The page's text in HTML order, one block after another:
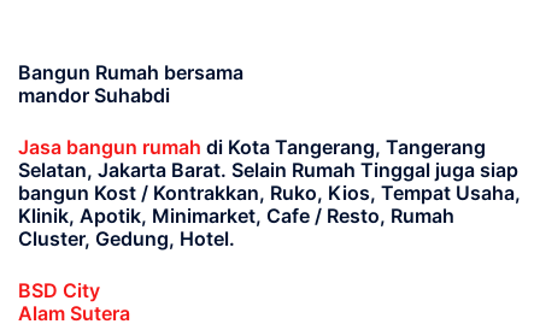
Bangun Rumah bersama
mandor Suhabdi
Jasa bangun rumah di Kota Tangerang, Tangerang
Selatan, Jakarta Barat. Selain Rumah Tinggal juga siap
bangun Kost / Kontrakkan, Ruko, Kios, Tempat Usaha,
Klinik, Apotik, Minimarket, Cafe / Resto, Rumah
Cluster, Gedung, Hotel.
BSD City
Alam Sutera